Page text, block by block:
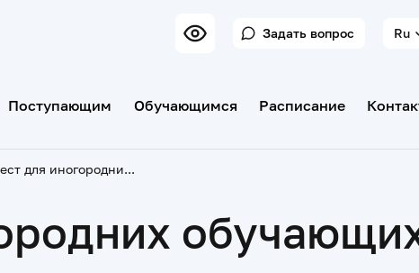
Задать вопрос Ru
Поступающим Обучающимся Расписание
Количестве мест для иногородних обучающихся